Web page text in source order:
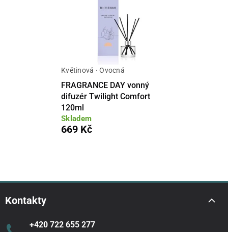
Květinová · Ovocná
FRAGRANCE DAY vonný
difuzér Twilight Comfort
120ml
Skladem
669 Kč
Kontakty
+420 722 655 277